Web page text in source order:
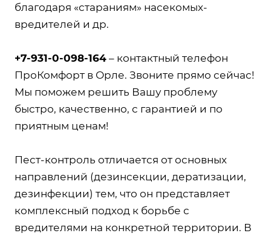
благодаря «стараниям» насекомых-
вредителей и др.
+7-931-0-098-164 – контактный телефон
ПроКомфорт в Орле. Звоните прямо сейчас!
Мы поможем решить Вашу проблему
быстро, качественно, с гарантией и по
приятным ценам!
Пест-контроль отличается от основных
направлений (дезинсекции, дератизации,
дезинфекции) тем, что он представляет
комплексный подход к борьбе с
вредителями на конкретной территории. В